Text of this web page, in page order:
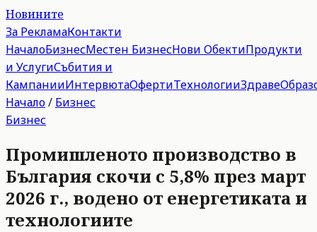
Новините
За РекламаКонтакти
НачалоБизнесМестен БизнесНови ОбектиПродукти
и УслугиСъбития и
КампанииИнтервютаОфертиТехнологииЗдраве
Начало/ Бизнес
Бизнес
Промишленото производство в
България скочи с 5,8% през март
2026 г., водено от енергетиката и
технологиите